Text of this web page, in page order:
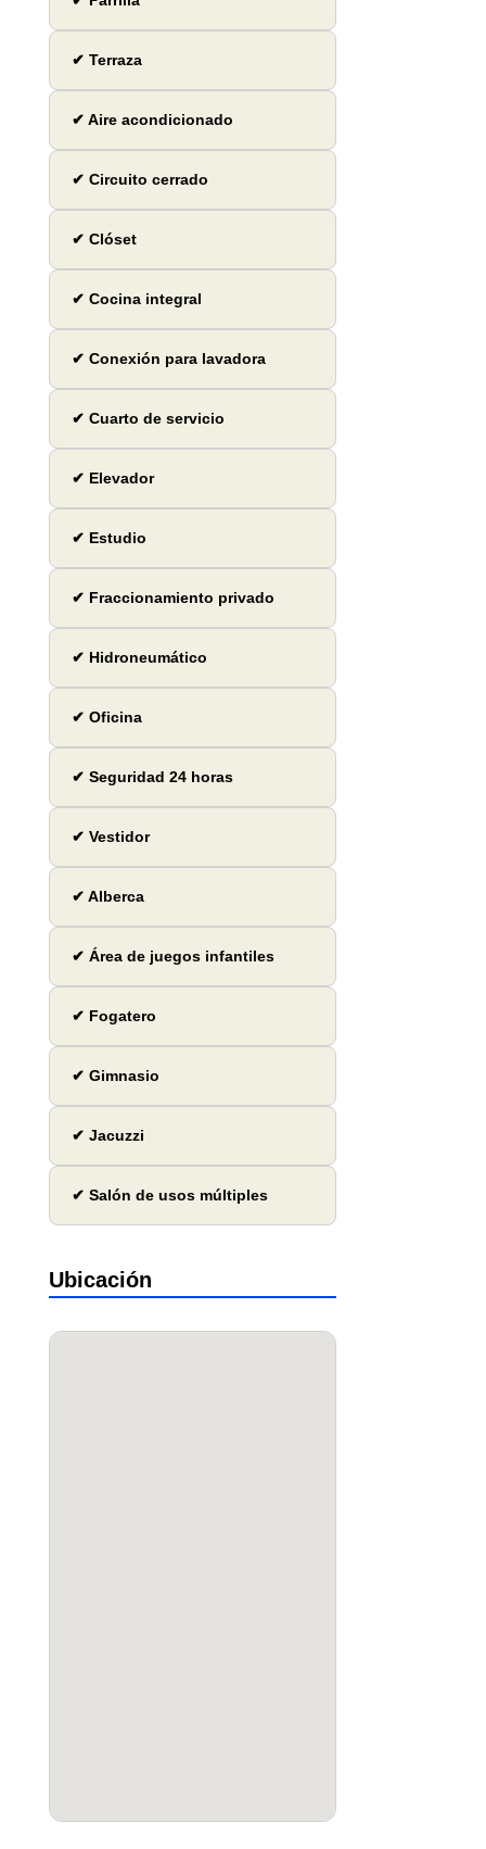
✔ Terraza
✔ Aire acondicionado
✔ Circuito cerrado
✔ Clóset
✔ Cocina integral
✔ Conexión para lavadora
✔ Cuarto de servicio
✔ Elevador
✔ Estudio
✔ Fraccionamiento privado
✔ Hidroneumático
✔ Oficina
✔ Seguridad 24 horas
✔ Vestidor
✔ Alberca
✔ Área de juegos infantiles
✔ Fogatero
✔ Gimnasio
✔ Jacuzzi
✔ Salón de usos múltiples
Ubicación